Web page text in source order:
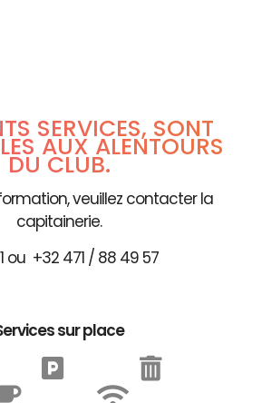
SERVICES, SONT
AUX ALENTOURS
DU CLUB.
veuillez contacter la
capitainerie.
ou +32 471 / 88 49 57
sur place